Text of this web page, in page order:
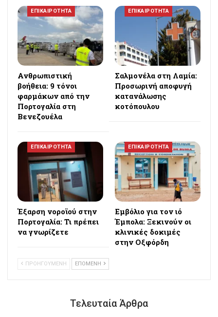
ΕΠΙΚΑΙΡΟΤΗΤΑ
Ανθρωπιστική
βοήθεια: 9 τόνοι
φαρμάκων από την
Πορτογαλία στη
Βενεζουέλα
ΕΠΙΚΑΙΡΟΤΗΤΑ
Σαλμονέλα στη Λαμία:
Προσωρινή αποφυγή
κατανάλωσης
κοτόπουλου
ΕΠΙΚΑΙΡΟΤΗΤΑ
Έξαρση νοροϊού στην
Πορτογαλία: Τι πρέπει
να γνωρίζετε
ΕΠΙΚΑΙΡΟΤΗΤΑ
Εμβόλιο για τον ιό
Έμπολα: Ξεκινούν οι
κλινικές δοκιμές
στην Οξφόρδη
ΠΡΟΗΓΟΥΜΕΝΗ ΕΠΟΜΕΝΗ
Τελευταία Άρθρα